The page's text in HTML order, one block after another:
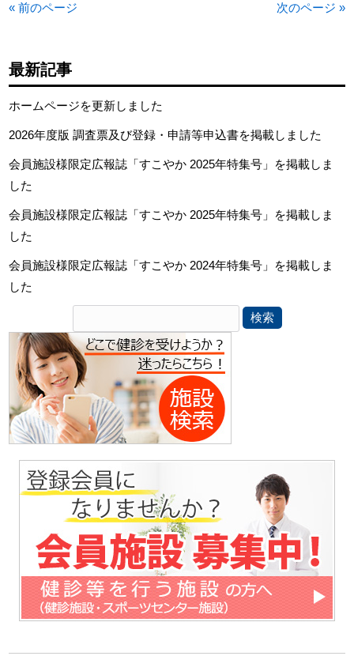
« 前のページ 次のページ »
最新記事
ホームページを更新しました
2026年度版 調査票及び登録・申請等申込書を掲載しました
会員施設様限定広報誌「すこやか 2025年特集号」を掲載しま
した
会員施設様限定広報誌「すこやか 2025年特集号」を掲載しま
した
会員施設様限定広報誌「すこやか 2024年特集号」を掲載しま
した